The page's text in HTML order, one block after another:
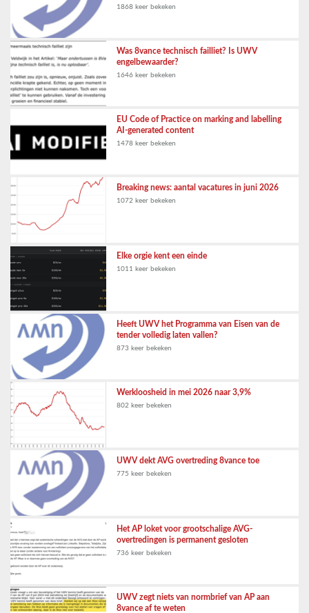
1868 keer bekeken
Was 8vance technisch failliet? Is UWV
engelbewaarder?
1646 keer bekeken
EU Code of Practice on marking and labelling
AI-generated content
1478 keer bekeken
Breaking news: aantal vacatures in juni 2026
1072 keer bekeken
Elke orgie kent een einde
1011 keer bekeken
Heeft UWV het Programma van Eisen van de
tender volledig laten vallen?
873 keer bekeken
Werkloosheid in mei 2026 naar 3,9%
802 keer bekeken
UWV dekt AVG overtreding 8vance toe
775 keer bekeken
Het AP loket voor grootschalige AVG-
overtredingen is permanent gesloten
736 keer bekeken
UWV zegt niets van normbrief van AP aan
8vance af te weten